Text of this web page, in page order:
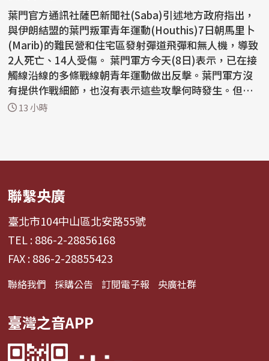
葉門官方通訊社薩巴新聞社(Saba)引述地方政府指出，
與伊朗結盟的葉門叛軍青年運動(Houthis)7日朝馬里卜
(Marib)的難民營和住宅區發射彈道飛彈和無人機，導致
2人死亡、14人受傷。 葉門軍方今天(8日)表示，已在接
觸線沿線的多條戰線朝青年運動做出反擊。葉門軍方沒
有提供作戰細節，也沒有表示這些攻擊何時發生。但軍
方表...
13 小時
聯繫央廣
臺北市104中山區北安路55號
TEL : 886-2-28856168
FAX : 886-2-28855423
聯絡我們 採購公告 訂閱電子報 央廣社群
臺灣之音APP